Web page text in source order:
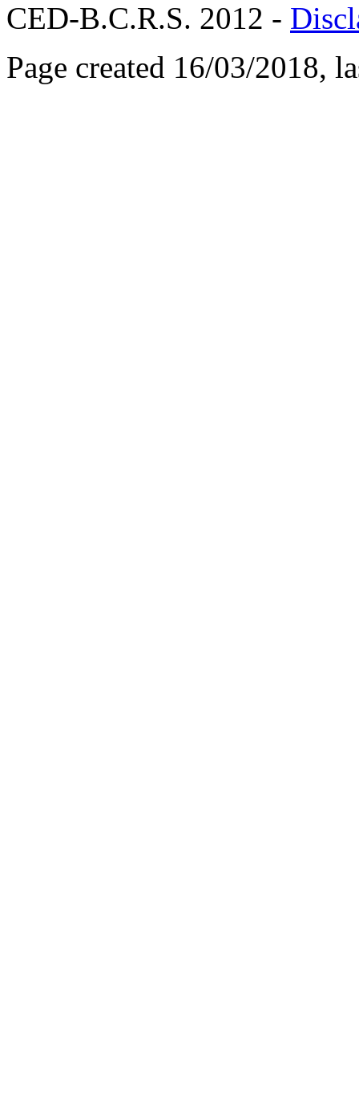
CED-B.C.R.S. 2012 -
Page created 16/03/2018,